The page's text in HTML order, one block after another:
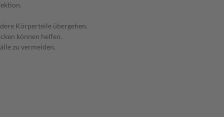
Körperteile übergehen.
können helfen.
zu vermeiden.